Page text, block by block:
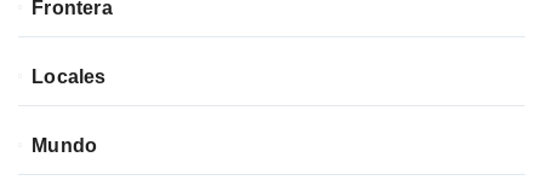
Frontera
Locales
Mundo